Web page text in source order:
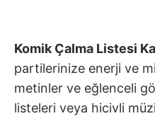
Komik Çalma Listesi
partilerinize enerji ve
metinler ve eğlenceli
listeleri veya hicivli